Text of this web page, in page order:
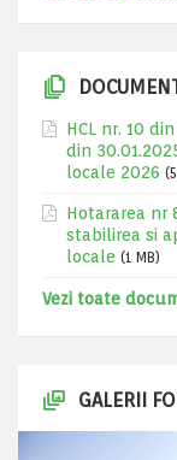
HCL nr. 10
din
locale 2026
Hotararea nr
stabilirea si
locale (1 MB)
Vezi toate
GALERII